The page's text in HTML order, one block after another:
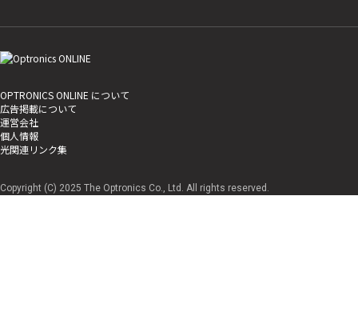
OPTRONICS ONLINE について
広告掲載について
運営会社
個人情報
光関連リンク集
Copyright (C) 2025 The Optronics Co., Ltd. All rights reserved.